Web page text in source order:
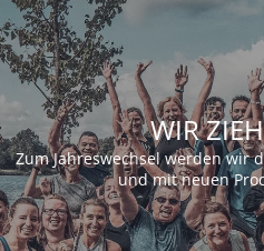
WIR
Zum Jahreswechsel werden wir
und mit neuen